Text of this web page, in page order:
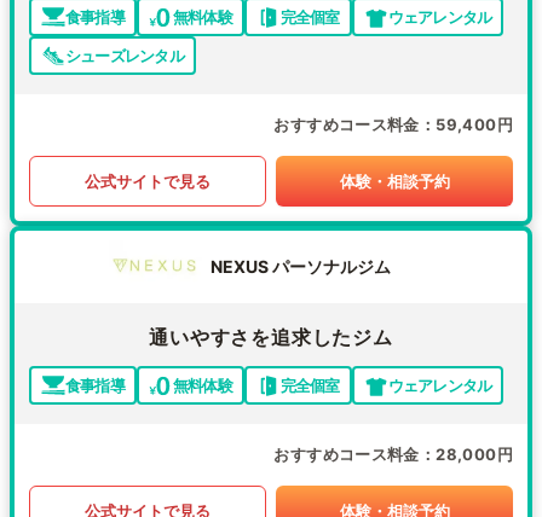
食事指導 無料体験 完全個室
ウェアレンタル
シューズレンタル
おすすめコース料金 59,400円
公式サイトで見る 体験・相談予約
NEXUS パーソナルジム
通いやすさを追求したジム
食事指導 無料体験 完全個室 ウェアレンタル
おすすめコース料金 28,000円
公式サイトで見る 体験・相談予約